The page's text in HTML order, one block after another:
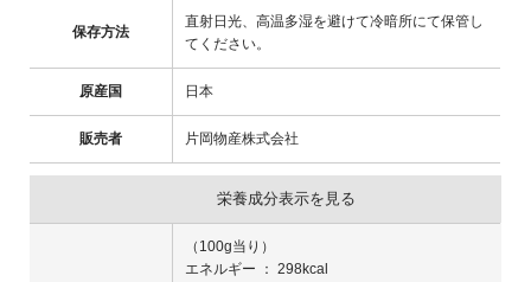
保存方法
直射日光、高温多湿を避けて冷暗所にて保管し
てください。
原産国 日本
販売者 片岡物産株式会社
栄養成分表示を見る
（100g当り）
エネルギー ： 298kcal